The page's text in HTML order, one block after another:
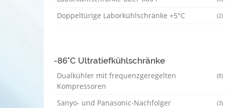
(2)
Doppeltürige Laborkühlschränke +5°C
-86°C Ultratiefkühlschränke
(8)
Dualkühler mit frequenzgeregelten
Kompressoren
(3)
Sanyo- und Panasonic-Nachfolger